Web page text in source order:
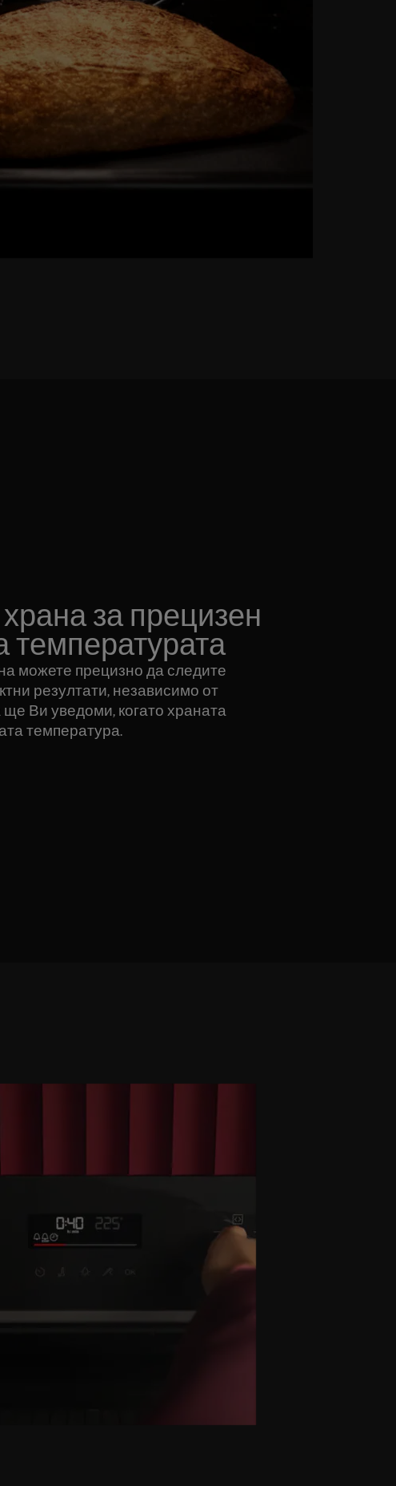
за прецизен
температурата
можете прецизно да следите
резултати, независимо от
Ви уведоми, когато храната
температура.